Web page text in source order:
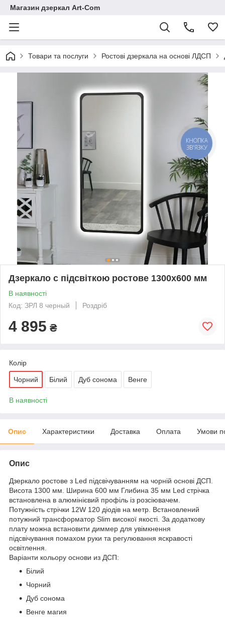
Магазин дзеркал Art-Com
Товари та послуги Ростові дзеркала на основі ЛДСП
Дзеркало с підсвіткою ростове 1300х600 мм
В наявності
Код: ЗРЛ 8 черный
Роздріб
4 895 ₴
Колір
Чорний Білий Дуб сонома Венге
В наявності
Опис Характеристики Доставка Оплата Умови
Опис
Дзеркало ростове з Led підсвічуванням на чорній основі ДСП.
Висота 1300 мм. Ширина 600 мм Глибина 35 мм Led стрічка
встановлена ​​в алюмінієвий профіль із розсіювачем.
Потужність стрічки 12W 120 діодів на метр. Встановлений
потужний трансформатор Slim високої якості. За додаткову
плату можна встановити диммер для увімкнення
підсвічування помахом руки та регулювання яскравості
освітлення.
Варіанти кольору основи из ДСП:
Білий
Чорний
Дуб сонома
Венге магия
КНОПКА
ЗВ'ЯЗКУ